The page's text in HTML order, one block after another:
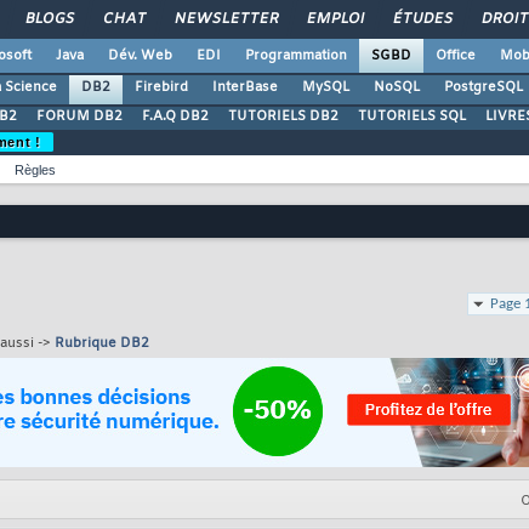
BLOGS CHAT NEWSLETTER EMPLOI ÉTUDES DROIT
Java Dév. Web EDI Programmation SGBD Office
Science DB2 Firebird InterBase MySQL NoSQL PostgreSQL
FORUM DB2 F.A.Q DB2 TUTORIELS DB2 TUTORIELS SQL
!
Règles
Page
-> Rubrique DB2